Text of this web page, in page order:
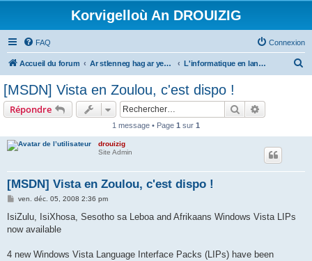
Korvigelloù An DROUIZIG
FAQ Connexion
Accueil du forum Ar stlenneg hag ar yezhoù bihan er bed a-bezh L'informatique en langues régionales et minoritaires
[MSDN] Vista en Zoulou, c'est dispo !
Répondre Rechercher
1 message • Page 1 sur 1
drouizig
Site Admin
[MSDN] Vista en Zoulou, c'est dispo !
M
s
a
ven. déc. 05, 2008 2:36 pm
IsiZulu, IsiXhosa, Sesotho sa Leboa and Afrikaans Windows Vista LIPs
now available
4 new Windows Vista Language Interface Packs (LIPs) have been